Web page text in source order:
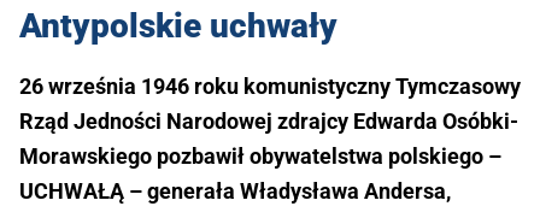
Antypolskie uchwały
26 września 1946 roku komunistyczny Tymczasowy
Rząd Jedności Narodowej zdrajcy Edwarda Osóbki-
Morawskiego pozbawił obywatelstwa polskiego –
UCHWAŁĄ – generała Władysława Andersa,